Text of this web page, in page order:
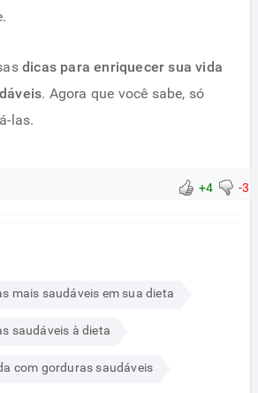
dicas para enriquecer sua vida
​​. Agora que você sabe, só
las.
+4 -3
mais saudáveis em sua dieta
saudáveis à dieta
com gorduras saudáveis